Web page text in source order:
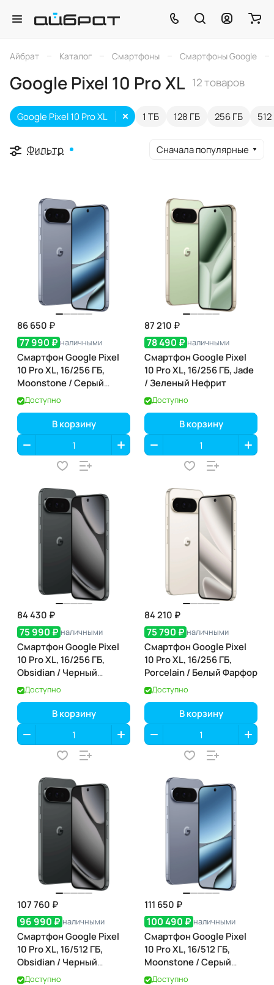
Айбрат – Каталог – Смартфоны – Смартфоны Google –
Google Pixel 10 Pro XL 12 товаров
1 ТБ 128 ГБ 256 ГБ
Google Pixel 10 Pro XL
Фильтр Сначала популярные
86 650 ₽
77 990 ₽ наличными
Смартфон Google Pixel
10 Pro XL, 16/256 ГБ,
Moonstone / Серый
Лунный Камень
Доступно
В корзину
87 210 ₽
78 490 ₽ наличными
Смартфон Google Pixel
10 Pro XL, 16/256 ГБ, Jade
/ Зеленый Нефрит
Доступно
В корзину
84 430 ₽
75 990 ₽ наличными
Смартфон Google Pixel
10 Pro XL, 16/256 ГБ,
Obsidian / Черный
Обсидиан
Доступно
В корзину
84 210 ₽
75 790 ₽ наличными
Смартфон Google Pixel
10 Pro XL, 16/256 ГБ,
Porcelain / Белый Фарфор
Доступно
В корзину
107 760 ₽
96 990 ₽ наличными
Смартфон Google Pixel
10 Pro XL, 16/512 ГБ,
Obsidian / Черный
Обсидиан
Доступно
111 650 ₽
100 490 ₽ наличными
Смартфон Google Pixel
10 Pro XL, 16/512 ГБ,
Moonstone / Серый
Лунный Камень
Доступно